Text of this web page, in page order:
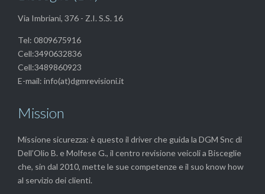
Via Imbriani, 376 - Z.I. S.S. 16
Tel: 0809675916
Cell:3490632836
Cell:3489860923
E-mail: info(at)dgmrevisioni.it
Mission
Missione sicurezza: è questo il driver che guida la DGM Snc di
Dell’Olio B. e Molfese G., il centro revisione veicoli a Bisceglie
che, sin dal 2010, mette le sue competenze e il suo know how
al servizio dei clienti.